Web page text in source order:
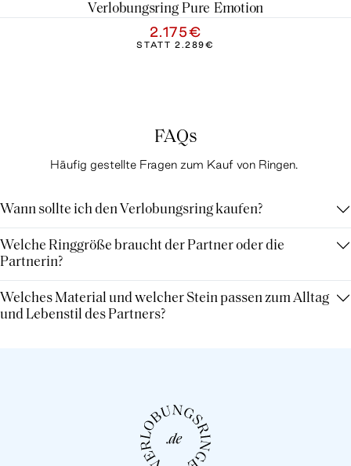
Verlobungsring Pure Emotion
2.175€
STATT 2.289€
FAQs
Häufig gestellte Fragen zum Kauf von Ringen.
Wann sollte ich den Verlobungsring kaufen?
Welche Ringgröße braucht der Partner oder die
Partnerin?
Welches Material und welcher Stein passen zum Alltag
und Lebenstil des Partners?